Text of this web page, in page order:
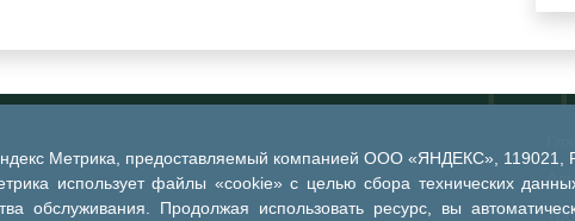
Метрика, предоставляемый компанией ООО «ЯНДЕКС», 119021,
использует файлы «cookie» с целью сбора технических
обслуживания. Продолжая использовать ресурс, вы